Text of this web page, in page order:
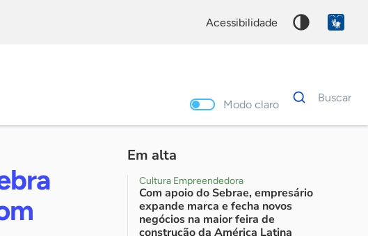
acessibilidade
Modo claro
Dados
para
Buscar
Em alta
Cultura Empreendedora
Com apoio do Sebrae, empresário
expande marca e fecha novos
negócios na maior feira de
construção da América Latina